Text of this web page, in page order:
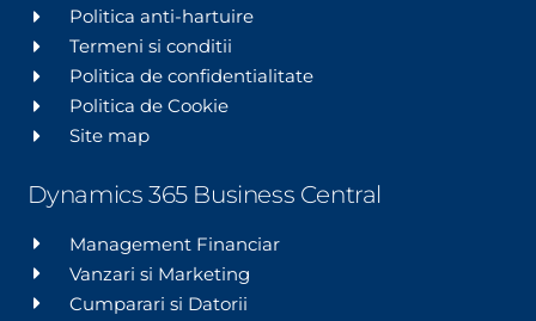
Politica anti-hartuire
Termeni si conditii
Politica de confidentialitate
Politica de Cookie
Site map
Dynamics 365 Business Central
Management Financiar
Vanzari si Marketing
Cumparari si Datorii